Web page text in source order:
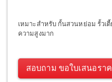
เหมาะสำหรับ กั้นสวนหย่อม รั้วเ
ความสูงมาก
สอบถาม ขอใบเสนอรา